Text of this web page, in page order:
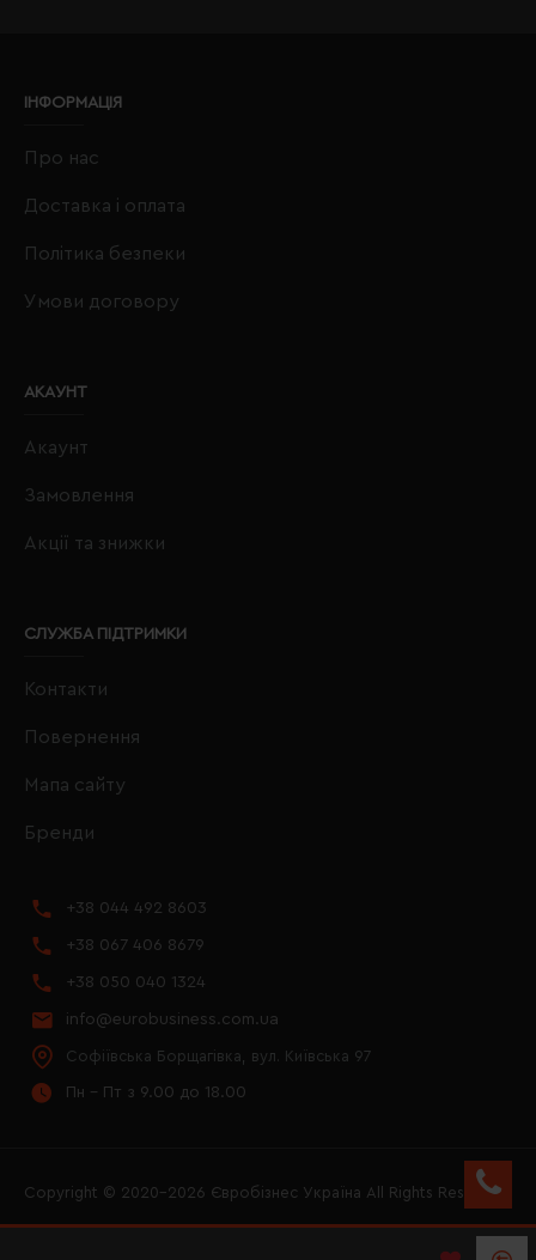
ІНФОРМАЦІЯ
Про нас
Доставка і оплата
Політика безпеки
Умови договору
АКАУНТ
Акаунт
Замовлення
Акції та знижки
СЛУЖБА ПІДТРИМКИ
Контакти
Повернення
Мапа сайту
Бренди
+38 044 492 8603
+38 067 406 8679
+38 050 040 1324
info@eurobusiness.com.ua
Софіївська Борщагівка, вул. Київська 97
Пн - Пт з 9.00 до 18.00
Copyright © 2020–2026 Євробізнес Україна All Rights Reserved